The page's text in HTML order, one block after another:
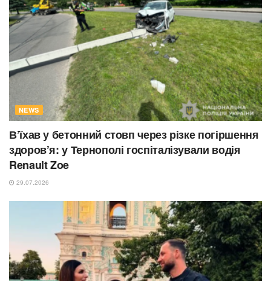
NEWS
В’їхав у бетонний стовп через різке погіршення
здоров’я: у Тернополі госпіталізували водія
Renault Zoe
29.07.2026